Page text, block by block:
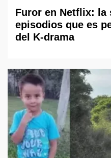
Furor en Netflix: la
episodios que es
del K-drama